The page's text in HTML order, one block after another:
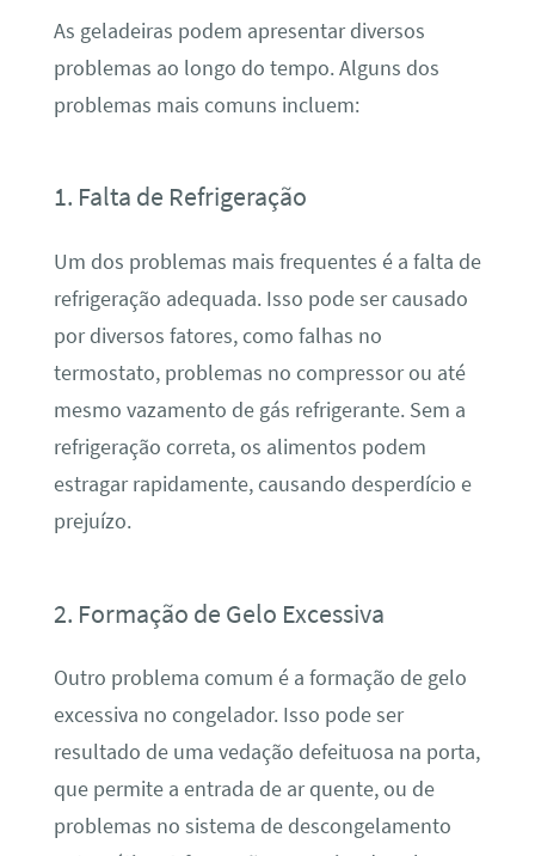
As geladeiras podem apresentar diversos
problemas ao longo do tempo. Alguns dos
problemas mais comuns incluem:
1. Falta de Refrigeração
Um dos problemas mais frequentes é a falta de
refrigeração adequada. Isso pode ser causado
por diversos fatores, como falhas no
termostato, problemas no compressor ou até
mesmo vazamento de gás refrigerante. Sem a
refrigeração correta, os alimentos podem
estragar rapidamente, causando desperdício e
prejuízo.
2. Formação de Gelo Excessiva
Outro problema comum é a formação de gelo
excessiva no congelador. Isso pode ser
resultado de uma vedação defeituosa na porta,
que permite a entrada de ar quente, ou de
problemas no sistema de descongelamento